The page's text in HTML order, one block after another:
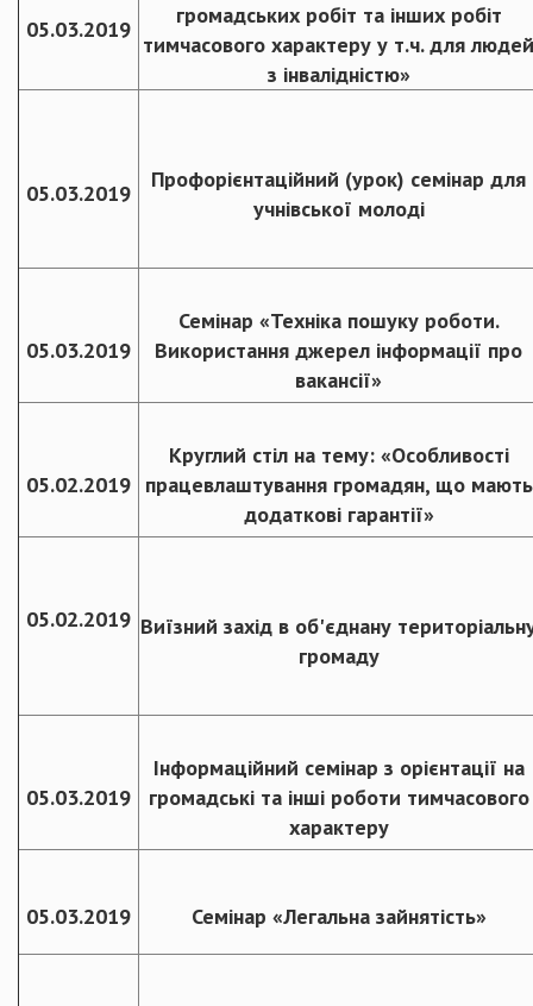
05.03.2019
громадських робіт та інших робіт
тимчасового характеру у т.ч. для людей
з інвалідністю»
05.03.2019
Профорієнтаційний (урок) семінар для
учнівської молоді
05.03.2019
Семінар «Техніка пошуку роботи.
Використання джерел інформації про
вакансії»
05.02.2019
Круглий стіл на тему: «Особливості
працевлаштування громадян, що мають
додаткові гарантії»
05.02.2019 Виїзний захід в об'єднану
громаду
05.03.2019
Інформаційний семінар з орієнтації на
громадські та інші роботи тимчасового
характеру
05.03.2019 Семінар «Легальна зайнятість»